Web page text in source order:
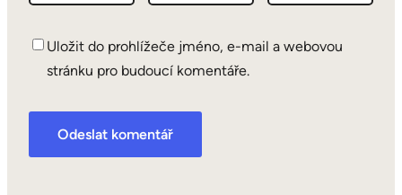
Uložit do prohlížeče jméno, e-mail a webovou
stránku pro budoucí komentáře.